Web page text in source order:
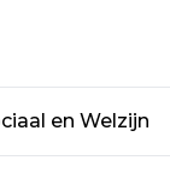
en Welzijn